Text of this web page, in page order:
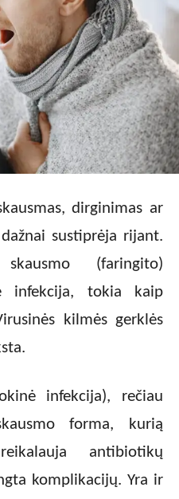
dirginimas ar
sustiprėja rijant.
(faringito)
infekcija, tokia kaip
kilmės gerklės
infekcija), rečiau
forma, kurią
antibiotikų
komplikacijų. Yra ir